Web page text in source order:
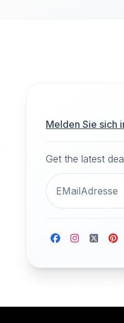
Melden Sie sich
Get the latest